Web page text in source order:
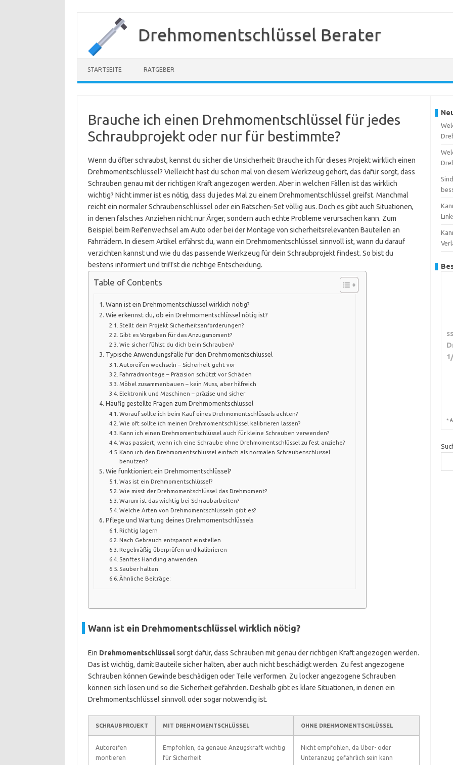
Drehmomentschlüssel Berater
STARTSEITE RATGEBER
Brauche ich einen Drehmomentschlüssel für jedes
Schraubprojekt oder nur für bestimmte?
Wenn du öfter schraubst, kennst du sicher die Unsicherheit: Brauche ich für dieses Projekt wirklich einen
Drehmomentschlüssel? Vielleicht hast du schon mal von diesem Werkzeug gehört, das dafür sorgt, dass
Schrauben genau mit der richtigen Kraft angezogen werden. Aber in welchen Fällen ist das wirklich
wichtig? Nicht immer ist es nötig, dass du jedes Mal zu einem Drehmomentschlüssel greifst. Manchmal
reicht ein normaler Schraubenschlüssel oder ein Ratschen-Set völlig aus. Doch es gibt auch Situationen,
in denen falsches Anziehen nicht nur Ärger, sondern auch echte Probleme verursachen kann. Zum
Beispiel beim Reifenwechsel am Auto oder bei der Montage von sicherheitsrelevanten Bauteilen an
Fahrrädern. In diesem Artikel erfährst du, wann ein Drehmomentschlüssel sinnvoll ist, wann du darauf
verzichten kannst und wie du das passende Werkzeug für dein Schraubprojekt findest. So bist du
bestens informiert und triffst die richtige Entscheidung.
Table of Contents
Wann ist ein Drehmomentschlüssel wirklich nötig?
Wie erkennst du, ob ein Drehmomentschlüssel nötig ist?
Stellt dein Projekt Sicherheitsanforderungen?
Gibt es Vorgaben für das Anzugsmoment?
Wie sicher fühlst du dich beim Schrauben?
Typische Anwendungsfälle für den Drehmomentschlüssel
Autoreifen wechseln – Sicherheit geht vor
Fahrradmontage – Präzision schützt vor Schäden
Möbel zusammenbauen – kein Muss, aber hilfreich
Elektronik und Maschinen – präzise und sicher
Häufig gestellte Fragen zum Drehmomentschlüssel
Worauf sollte ich beim Kauf eines Drehmomentschlüssels achten?
Wie oft sollte ich meinen Drehmomentschlüssel kalibrieren lassen?
Kann ich einen Drehmomentschlüssel auch für kleine Schrauben verwenden?
Was passiert, wenn ich eine Schraube ohne Drehmomentschlüssel zu fest anziehe?
Kann ich den Drehmomentschlüssel einfach als normalen Schraubenschlüssel
benutzen?
Wie funktioniert ein Drehmomentschlüssel?
Was ist ein Drehmomentschlüssel?
Wie misst der Drehmomentschlüssel das Drehmoment?
Warum ist das wichtig bei Schraubarbeiten?
Welche Arten von Drehmomentschlüsseln gibt es?
Pflege und Wartung deines Drehmomentschlüssels
Richtig lagern
Nach Gebrauch entspannt einstellen
Regelmäßig überprüfen und kalibrieren
Sanftes Handling anwenden
Sauber halten
Ähnliche Beiträge:
Wann ist ein Drehmomentschlüssel wirklich nötig?
Ein Drehmomentschlüsselsorgt dafür, dass Schrauben mit genau der richtigen Kraft angezogen werden.
Das ist wichtig, damit Bauteile sicher halten, aber auch nicht beschädigt werden. Zu fest angezogene
Schrauben können Gewinde beschädigen oder Teile verformen. Zu locker angezogene Schrauben
können sich lösen und so die Sicherheit gefährden. Deshalb gibt es klare Situationen, in denen ein
Drehmomentschlüssel sinnvoll oder sogar notwendig ist.
SCHRAUBPROJEKT MIT DREHMOMENTSCHLÜSSEL OHNE DREHMOMENTSCHLÜSSEL
Autoreifen
montieren
Empfohlen, da genaue Anzugskraft wichtig
für Sicherheit
Nicht empfohlen, da Über- oder
Unteranzug gefährlich sein kann
*